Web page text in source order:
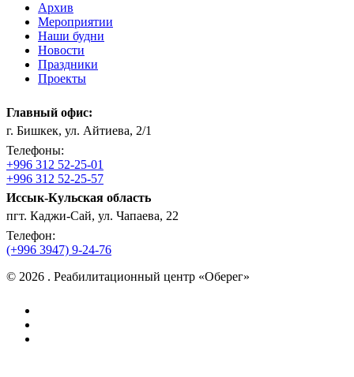
Архив
Мероприятии
Наши будни
Новости
Праздники
Проекты
Главный офис:
г. Бишкек, ул. Айтиева, 2/1
Телефоны:
+996 312 52-25-01
+996 312 52-25-57
Иссык-Кульская область
пгт. Каджи-Сай, ул. Чапаева, 22
Телефон:
(+996 3947) 9-24-76
© 2026 . Реабилитационный центр «Оберег»